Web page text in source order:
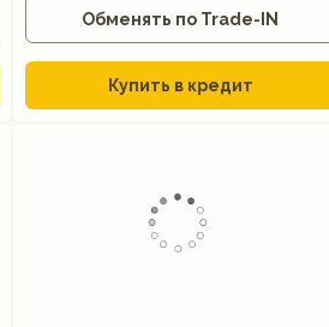
Обменять по Trade-IN
Купить в кредит